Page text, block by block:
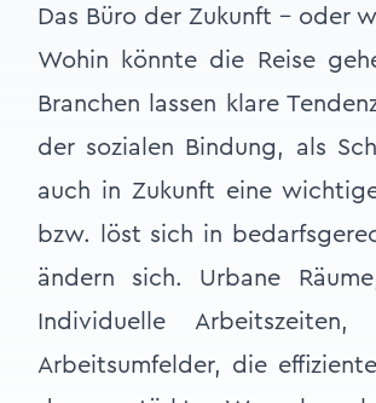
Das Büro der Zukunft – oder
Wohin könnte die Reise
Branchen lassen klare
der sozialen Bindung, als
auch in Zukunft eine
bzw. löst sich in
ändern sich. Urbane
Individuelle
Arbeitsumfelder, die